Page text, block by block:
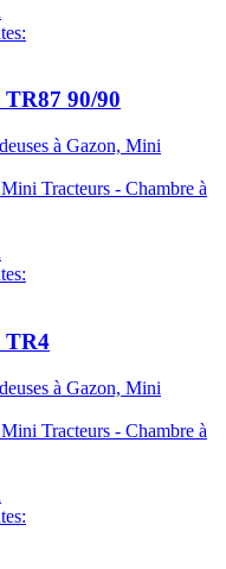
90/90
à Gazon, Mini
TR4
à Gazon, Mini